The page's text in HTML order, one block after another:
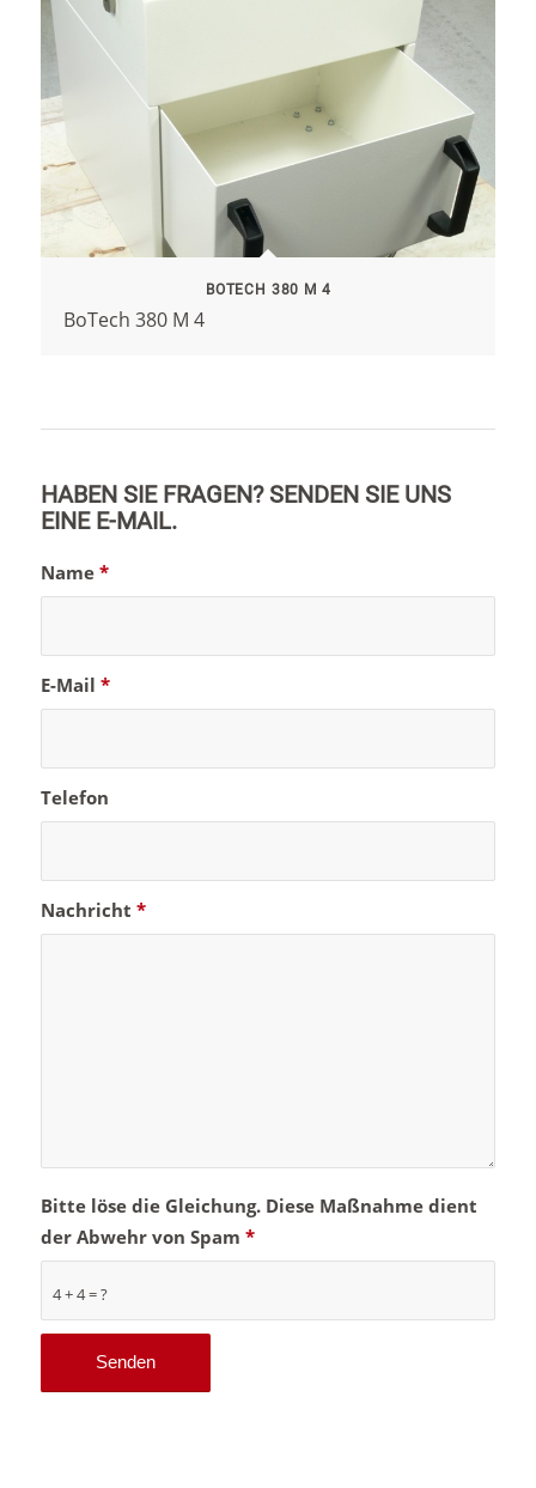
BOTECH 380 M 4
BoTech 380 M 4
HABEN SIE FRAGEN? SENDEN SIE UNS
EINE E-MAIL.
Name *
E-Mail *
Telefon
Nachricht *
4 + 4 = ?
Bitte löse die Gleichung. Diese Maßnahme dient
der Abwehr von Spam *